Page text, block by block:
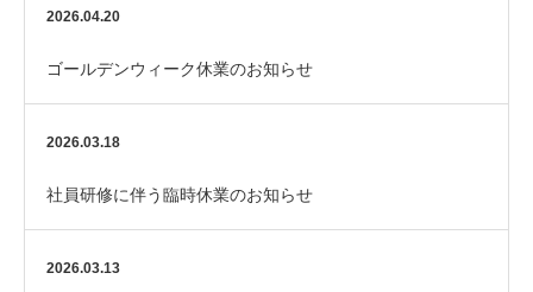
プ(黒)」 販売開始！
2026.04.20
ゴールデンウィーク休業のお知らせ
2026.03.18
社員研修に伴う臨時休業のお知らせ
2026.03.13